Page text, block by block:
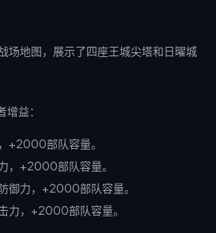
益：
+2000部队容量。
，+2000部队容量。
御力，+2000部队容量。
力，+2000部队容量。